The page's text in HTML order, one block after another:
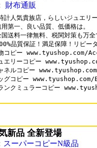
財布通販
計人気貴族店，らしいジュエリ
第一、良い品質、低価格は。
送料一律無料、税関対策も万全
品質保証！満足保障！リピー
コピー www.tyushop.com/
エリーコピー
ネルコピー
グコピー www.tyushop.com/
ンクミュラーコピー
新品 全新登場
スーパーコピーN級品